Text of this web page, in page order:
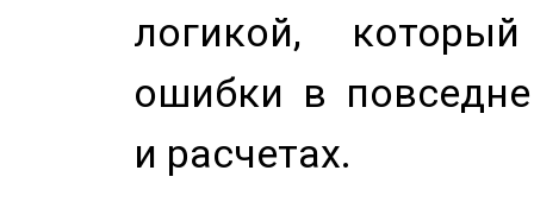
логикой,
ошибки в
и расчетах.